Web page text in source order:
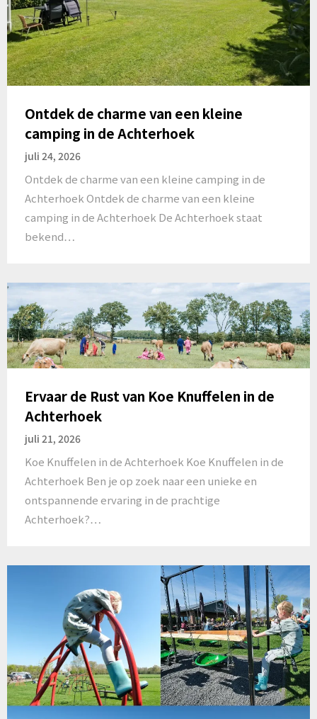
Ontdek de charme van een kleine
camping in de Achterhoek
juli 24, 2026
Ontdek de charme van een kleine camping in de
Achterhoek Ontdek de charme van een kleine
camping in de Achterhoek De Achterhoek staat
bekend…
Ervaar de Rust van Koe Knuffelen in de
Achterhoek
juli 21, 2026
Koe Knuffelen in de Achterhoek Koe Knuffelen in de
Achterhoek Ben je op zoek naar een unieke en
ontspannende ervaring in de prachtige
Achterhoek?…